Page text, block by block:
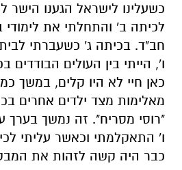
כשעלינו לישראל הגענו הישר
לכיתה ב' והתחלתי את
חב"ד. בכיתה ג' כשעברתי
ו', הייתי בין העולים הבודדים
כאן חיי לא היו קלים, במשך
מאלימות מצד ילדים אחרים
"רוסי מסריח". זה נמשך בערך
ו' התאקלמתי וכאשר עליתי
כבר היה קשה לזהות את